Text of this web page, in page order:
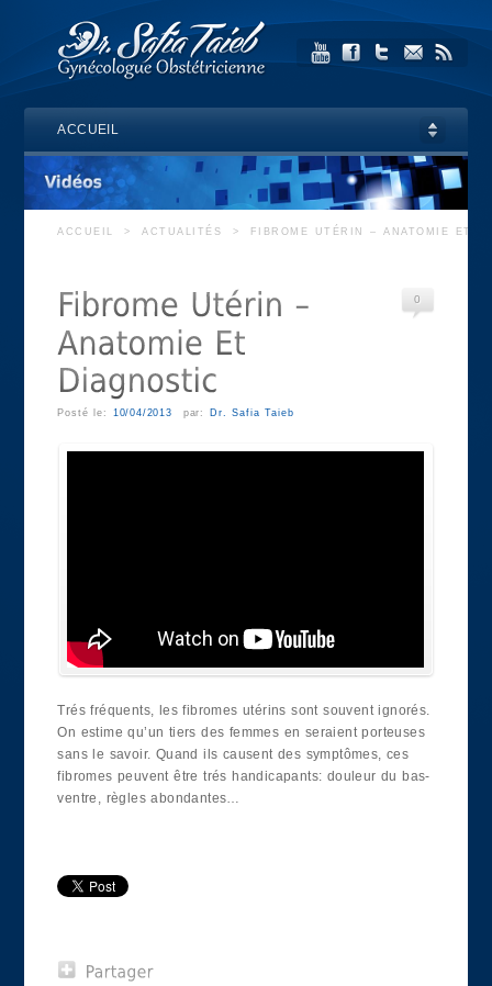
ACCUEIL
ACCUEIL > ACTUALITÉS > FIBROME UTÉRIN – ANATOMIE ET
0
Posté le: 10/04/2013 par: Dr. Safia Taieb
Trés fréquents, les fibromes utérins sont souvent ignorés.
On estime qu’un tiers des femmes en seraient porteuses
sans le savoir. Quand ils causent des symptômes, ces
fibromes peuvent être trés handicapants: douleur du bas-
ventre, règles abondantes…